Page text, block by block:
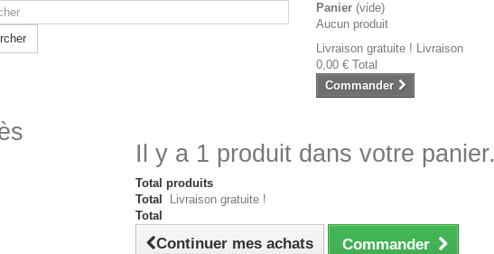
Panier (vide)
Aucun produit
Livraison gratuite ! Livraison
0,00 € Total
Commander
Il y a 1 produit dans votre panier.
Total produits
Total
Livraison gratuite !
Total
Continuer mes achats Commander